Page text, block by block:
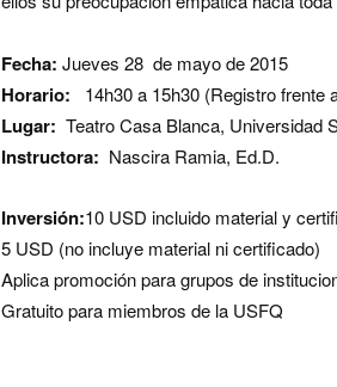
Fecha: Jueves 28 de mayo de 2015
Horario: 14h30 a 15h30 (Registro frente
Lugar: Teatro Casa Blanca, Universidad
Instructora: Nascira Ramia, Ed.D.
Inversión:10 USD incluido material y
5 USD (no incluye material ni certificado)
Aplica promoción para grupos de
Gratuito para miembros de la USFQ